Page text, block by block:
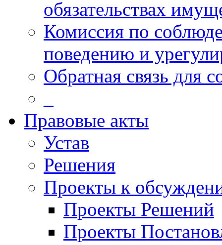
обязательствах
Комиссия по
поведению и
Обратная связь для
Правовые акты
Устав
Решения
Проекты к
Проекты Решений
Проекты